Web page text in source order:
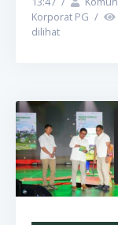
Korporat PG /
dilihat